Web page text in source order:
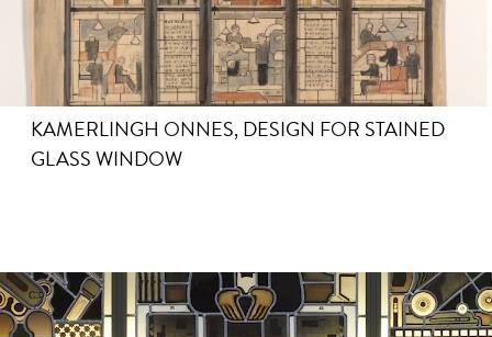
KAMERLINGH ONNES, DESIGN FOR STAINED
GLASS WINDOW